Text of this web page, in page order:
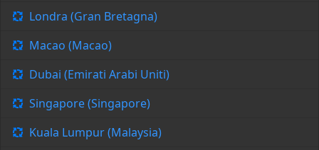
Londra (Gran Bretagna)
Macao (Macao)
Dubai (Emirati Arabi Uniti)
Singapore (Singapore)
Kuala Lumpur (Malaysia)